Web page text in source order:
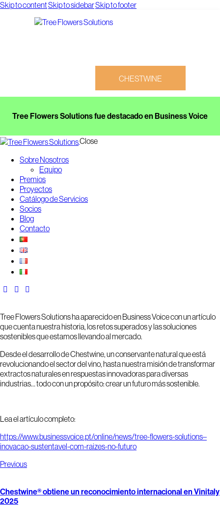
Skip to contentSkip to sidebarSkip to footer
CHESTWINE
Tree Flowers Solutions fue destacado en Business Voice
Close
Sobre Nosotros
Equipo
Premios
Proyectos
Catálogo de Servicios
Socios
Blog
Contacto
Tree Flowers Solutions ha aparecido en Business Voice con un artículo
que cuenta nuestra historia, los retos superados y las soluciones
sostenibles que estamos llevando al mercado.
Desde el desarrollo de Chestwine, un conservante natural que está
revolucionando el sector del vino, hasta nuestra misión de transformar
extractos naturales en respuestas innovadoras para diversas
industrias… todo con un propósito: crear un futuro más sostenible.
Lea el artículo completo:
https://www.businessvoice.pt/online/news/tree-flowers-solutions–
inovacao-sustentavel-com-raizes-no-futuro
Previous
Chestwine® obtiene un reconocimiento internacional en Vinitaly
2025